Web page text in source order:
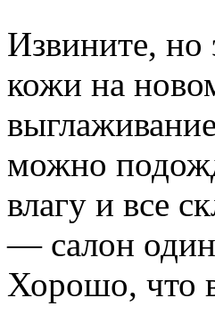
Извините, но
кожи на
можно
влагу и все
— салон
Хорошо, что